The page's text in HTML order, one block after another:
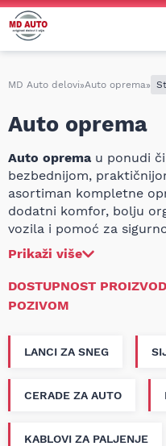
MD Auto delovi»Auto oprema»
Auto oprema
Auto oprema u ponudi
bezbednijom,
asortiman kompletne
dodatni komfor, bolju
vozila i pomoć za
povoljnim cenama ili nas
Prikaži više
DOSTUPNOST
POZIVOM
LANCI ZA SNEG
CERADE ZA AUTO
KABLOVI ZA PALJENJE